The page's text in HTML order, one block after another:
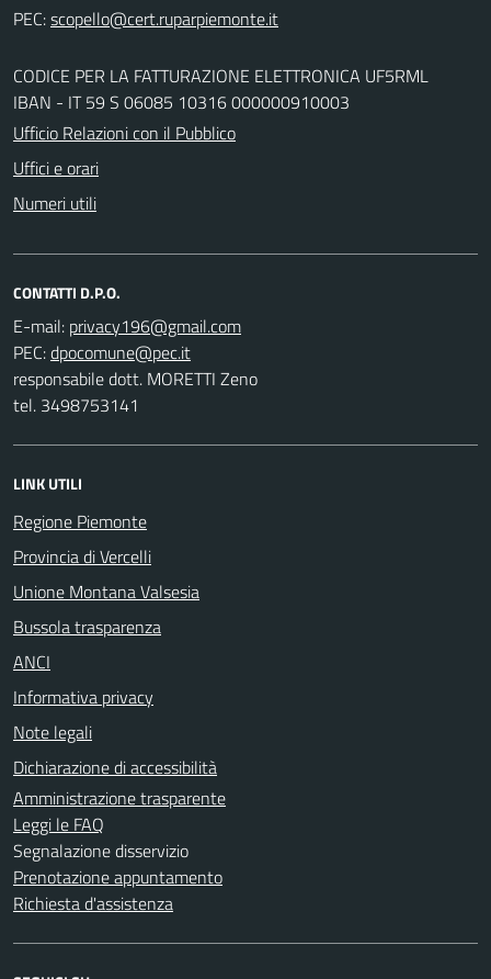
PEC:
CODICE PER LA FATTURAZIONE ELETTRONICA UF5RML
IBAN - IT 59 S 06085 10316 000000910003
Ufficio Relazioni con il Pubblico
Uffici e orari
Numeri utili
CONTATTI D.P.O.
E-mail:
PEC:
responsabile dott. MORETTI Zeno
tel. 3498753141
LINK UTILI
Regione Piemonte
Provincia di Vercelli
Unione Montana Valsesia
Bussola trasparenza
ANCI
Informativa privacy
Note legali
Dichiarazione di accessibilità
Amministrazione trasparente
Leggi le FAQ
Segnalazione disservizio
Prenotazione appuntamento
Richiesta d'assistenza